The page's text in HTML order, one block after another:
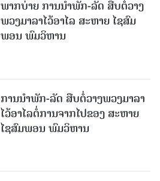
ພາກບ່າຍ ການນໍາພັກ-ລັດ ສືບຕໍ່ວາງ
ພວງມາລາໄວ້ອາໄລ ສະຫາຍ ໄຊສົມ
ພອນ ພົມວິຫານ
ການນໍາພັກ-ລັດ ສືບຕໍ່ວາງພວງມາລາ
ໄວ້ອາໄລຕໍ່ການຈາກໄປຂອງ ສະຫາຍ
ໄຊສົມພອນ ພົມວິຫານ